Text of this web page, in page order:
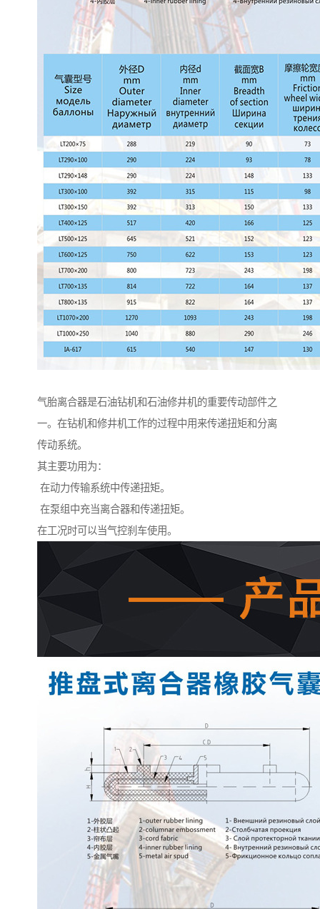
气胎离合器是石油钻机和石油修井机的重要传动部件之
一。在钻机和修井机工作的过程中用来传递扭矩和分离
传动系统。
其主要功用为：
在动力传输系统中传递扭矩。
在泵组中充当离合器和传递扭矩。
在工况时可以当气控刹车使用。